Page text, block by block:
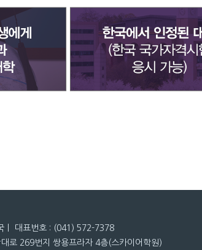
ㅣ 대표번호 : (041) 572-7378
로 269번지 쌍용프라자 4층(스카이어학원)